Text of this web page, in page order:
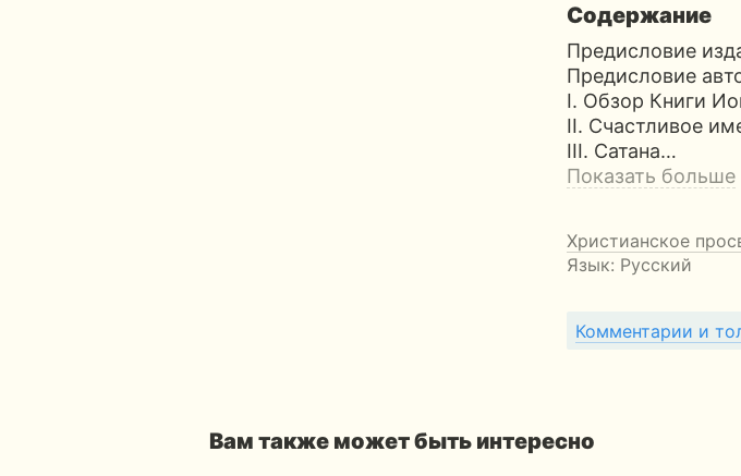
Содержание
Предисловие
Предисловие
I. Обзор Книги
II. Счастливое
III. Сатана…
Показать больше
Христианское
Язык: Русский
Комментарии и
Вам также может быть интересно